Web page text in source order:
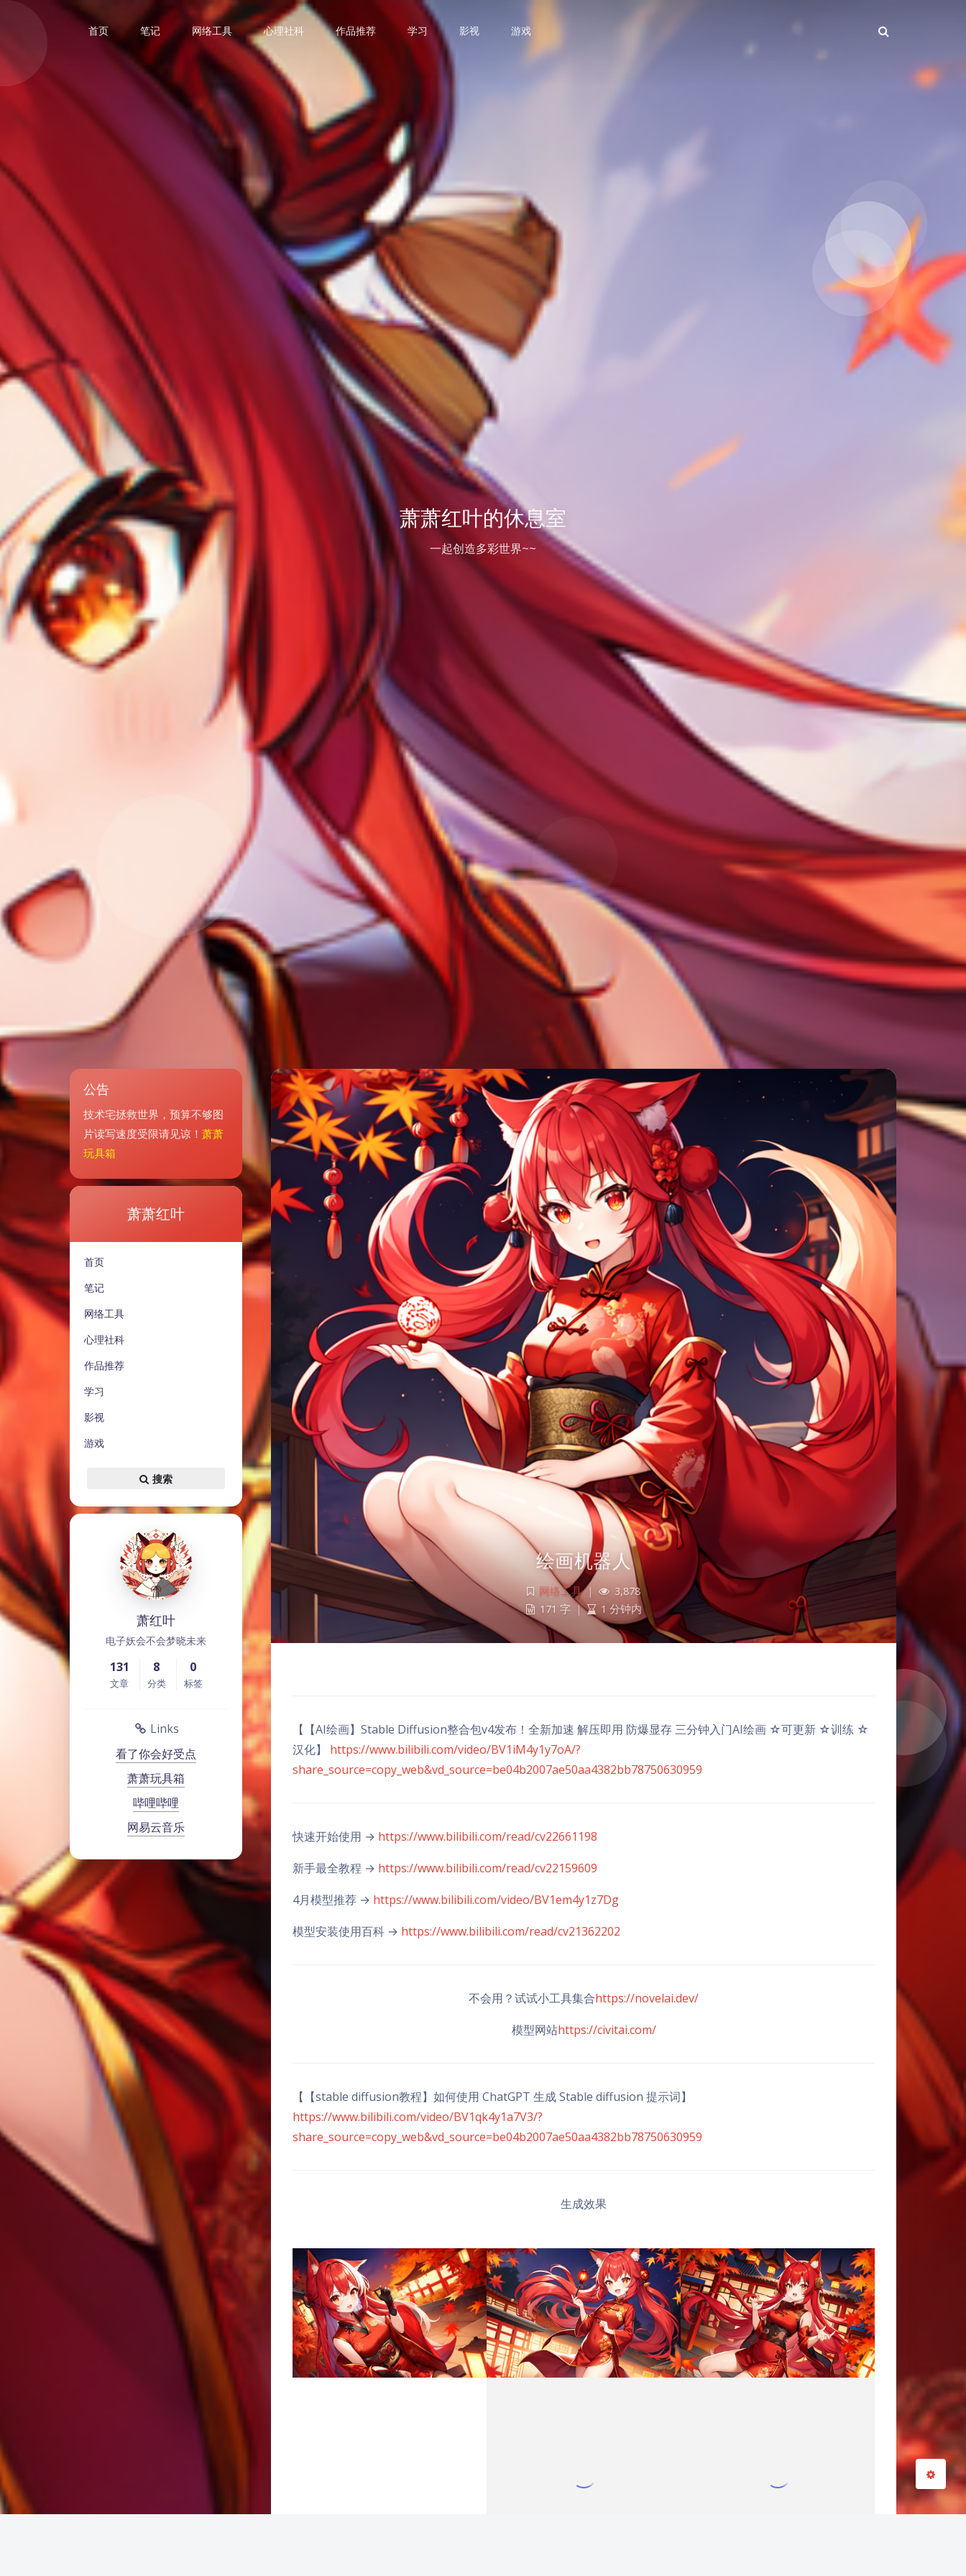
首页 笔记 网络工具 心理社科 作品推荐 学习 影视 游戏
萧萧红叶的休息室
一起创造多彩世界~~
夜间模式
Sans Serif Serif
浅阴影 深阴影
关闭 日落 暗化 灰度
公告
技术宅拯救世界，预算不够图
片读写速度受限请见谅！萧萧
玩具箱
萧萧红叶
首页
笔记
网络工具
心理社科
作品推荐
学习
影视
游戏
搜索
萧红叶
电子妖会不会梦晓未来
131
文章
8
分类
0
标签
Links
看了你会好受点
萧萧玩具箱
哔哩哔哩
网易云音乐
绘画机器人
网络工具 |
3,878
171 字 | 1 分钟内
【【AI绘画】Stable Diffusion整合包v4发布！全新加速 解压即用 防爆显存 三分钟入门AI绘画 ☆可更新 ☆训练 ☆
汉化】 https://www.bilibili.com/video/BV1iM4y1y7oA/?
share_source=copy_web&vd_source=be04b2007ae50aa4382bb78750630959
快速开始使用 → https://www.bilibili.com/read/cv22661198
新手最全教程 → https://www.bilibili.com/read/cv22159609
4月模型推荐 → https://www.bilibili.com/video/BV1em4y1z7Dg
模型安装使用百科 → https://www.bilibili.com/read/cv21362202
不会用？试试小工具集合https://novelai.dev/
模型网站https://civitai.com/
【【stable diffusion教程】如何使用 ChatGPT 生成 Stable diffusion 提示词】
https://www.bilibili.com/video/BV1qk4y1a7V3/?
share_source=copy_web&vd_source=be04b2007ae50aa4382bb78750630959
生成效果